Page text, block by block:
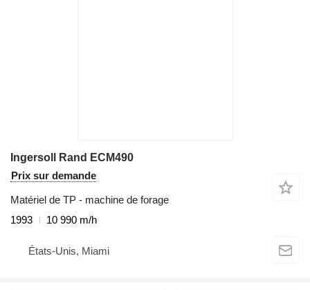
Ingersoll Rand ECM490
Prix sur demande
Matériel de TP - machine de forage
1993
10 990 m/h
États-Unis, Miami